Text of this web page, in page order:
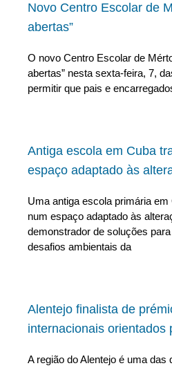
Novo Centro Escolar de
abertas”
O novo Centro Escolar de
abertas” nesta sexta-feira, 7,
permitir que pais e
Antiga escola em Cuba
espaço adaptado às
Uma antiga escola primária em
num espaço adaptado às
demonstrador de soluções para
desafios ambientais da
Alentejo finalista de
internacionais orientados
A região do Alentejo é uma das